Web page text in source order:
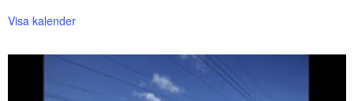
Visa kalender